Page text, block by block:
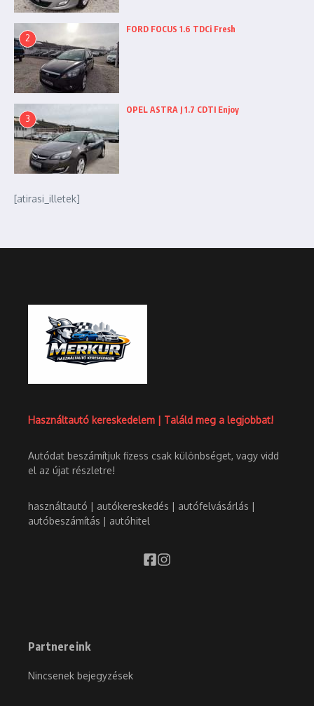
2
FORD FOCUS 1.6 TDCi Fresh
3
OPEL ASTRA J 1.7 CDTI Enjoy
[atirasi_illetek]
Használtautó kereskedelem | Találd meg a legjobbat!
Autódat beszámítjuk fizess csak különbséget, vagy vidd
el az újat részletre!
használtautó | autókereskedés | autófelvásárlás |
autóbeszámítás | autóhitel
Partnereink
Nincsenek bejegyzések